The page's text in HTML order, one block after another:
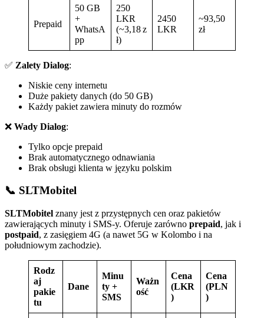
Prepaid
50 GB
+
WhatsA
pp
250
LKR
(~3,18 z
ł)
2450
LKR
~93,50
zł
✅ Zalety Dialog:
Niskie ceny internetu
Duże pakiety danych (do 50 GB)
Każdy pakiet zawiera minuty do rozmów
❌ Wady Dialog:
Tylko opcje prepaid
Brak automatycznego odnawiania
Brak obsługi klienta w języku polskim
📞 SLTMobitel
SLTMobitel znany jest z przystępnych cen oraz pakietów
zawierających minuty i SMS-y. Oferuje zarówno prepaid, jak i
postpaid, z zasięgiem 4G (a nawet 5G w Kolombo i na
południowym zachodzie).
Rodz
aj
pakie
tu
Dane
Minu
ty +
SMS
Ważn
ość
Cena
(LKR
)
Cena
(PLN
)